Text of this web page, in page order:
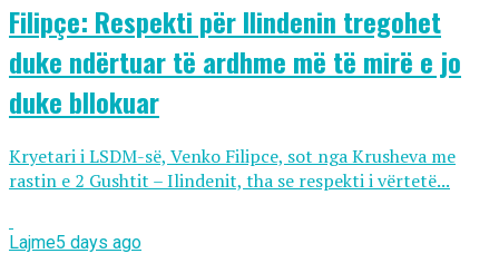
Filipçe: Respekti për Ilindenin tregohet
duke ndërtuar të ardhme më të mirë e jo
duke bllokuar
Kryetari i LSDM-së, Venko Filipce, sot nga Krusheva me
rastin e 2 Gushtit – Ilindenit, tha se respekti i vërtetë...
Lajme5 days ago